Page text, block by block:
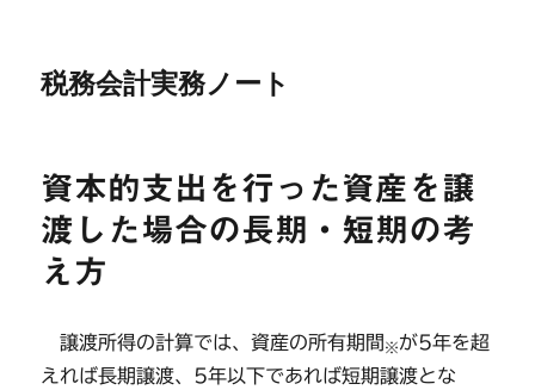
税務会計実務ノート
資本的支出を行った資産を譲
渡した場合の長期・短期の考
え方
譲渡所得の計算では、資産の所有期間 ※が5年を超
えれば長期譲渡、5年以下であれば短期譲渡とな